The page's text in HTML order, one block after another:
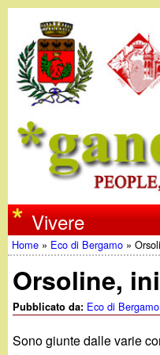
w
w
w
.
Vivere
Tu
sei
Home » Eco di Bergamo »
Orsoline,
Pubblicato da: Eco di Bergamo
Sono giunte dalle varie